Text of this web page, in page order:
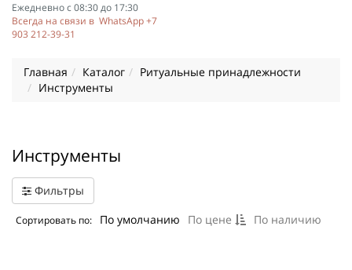
Ежедневно с 08:30 до 17:30
Всегда на связи в WhatsApp +7
903 212-39-31
Главная Каталог
Ритуальные принадлежности
Инструменты
Инструменты
Фильтры
Сортировать по: По умолчанию По цене По наличию